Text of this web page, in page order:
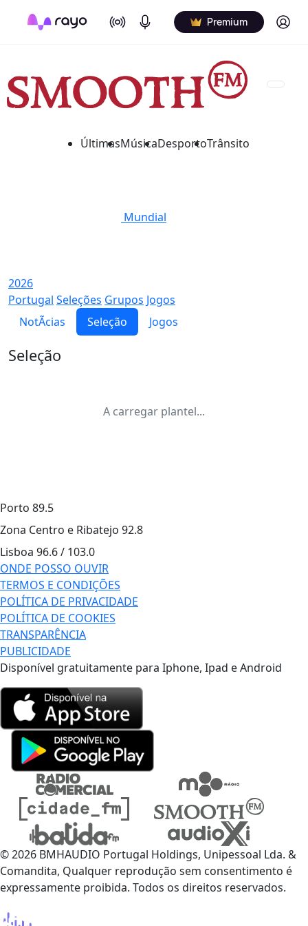
On Air Podcasts Premium Log in
ÚltimasMúsicaDesportoTrânsito
Mundial
2026
Portugal Seleções Grupos Jogos
NotÃ­cias
Seleção Jogos
Seleção
A carregar plantel...
Porto 89.5
Zona Centro e Ribatejo 92.8
Lisboa 96.6 / 103.0
ONDE POSSO OUVIR
TERMOS E CONDIÇÕES
POLÍTICA DE PRIVACIDADE
POLÍTICA DE COOKIES
TRANSPARÊNCIA
PUBLICIDADE
Disponível gratuitamente para Iphone, Ipad e Android
© 2026 BMHAUDIO Portugal Holdings, Unipessoal Lda. &
Comandita, Qualquer reprodução sem consentimento é
expressamente proibida. Todos os direitos reservados.